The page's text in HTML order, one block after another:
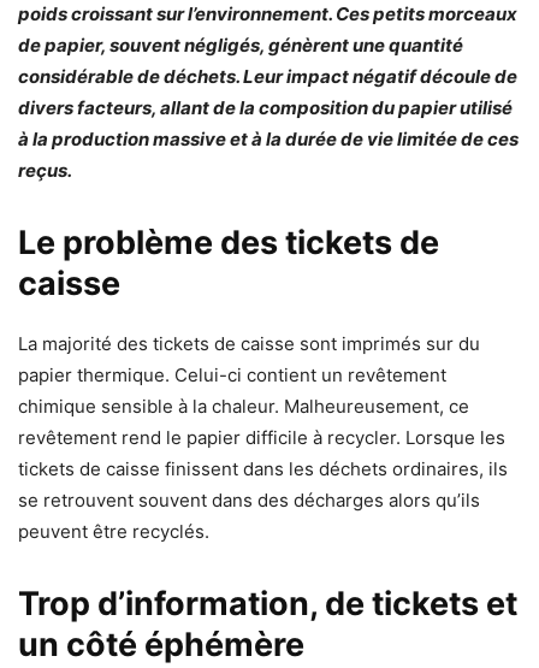
poids croissant sur l’environnement. Ces petits morceaux
de papier, souvent négligés, génèrent une quantité
considérable de déchets. Leur impact négatif découle de
divers facteurs, allant de la composition du papier utilisé
à la production massive et à la durée de vie limitée de ces
reçus.
Le problème des tickets de
caisse
La majorité des tickets de caisse sont imprimés sur du
papier thermique. Celui-ci contient un revêtement
chimique sensible à la chaleur. Malheureusement, ce
revêtement rend le papier difficile à recycler. Lorsque les
tickets de caisse finissent dans les déchets ordinaires, ils
se retrouvent souvent dans des décharges alors qu’ils
peuvent être recyclés.
Trop d’information, de tickets et
un côté éphémère